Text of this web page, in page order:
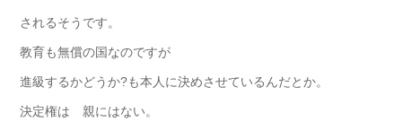
されるそうです。
教育も無償の国なのですが
進級するかどうか?も本人に決めさせているんだとか。
決定権は 親にはない。